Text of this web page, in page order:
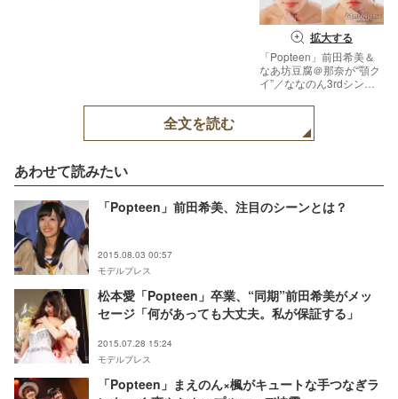
拡大する
「Popteen」前田希美＆
なあ坊豆腐＠那奈が“顎ク
イ”／ななのん3rdシング
feat.ザ50回転ズ（◆はハ
ト写真【モデルプレス】
全文を読む
あわせて読みたい
「Popteen」前田希美、注目のシーンとは？
2015.08.03 00:57
モデルプレス
松本愛「Popteen」卒業、“同期”前田希美がメッ
セージ「何があっても大丈夫。私が保証する」
2015.07.28 15:24
モデルプレス
「Popteen」まえのん×楓がキュートな手つなぎラ